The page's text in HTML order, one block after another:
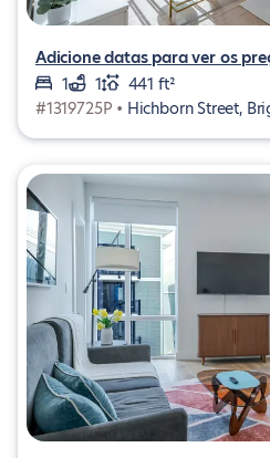
Adicione datas para ver os
1
1
441 ft²
#1319725P • Hichborn Street,